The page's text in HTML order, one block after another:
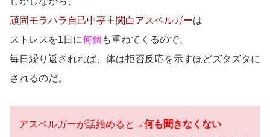
頑固モラハラ自己中亭主関白アスペルガーは
ストレスを1日に何個 も重ねてくるので、
毎日繰り返されれば、体は拒否反応を示すほどズタズタに
されるのだ。
アスペルガーが話始めると→何も聞きなくない